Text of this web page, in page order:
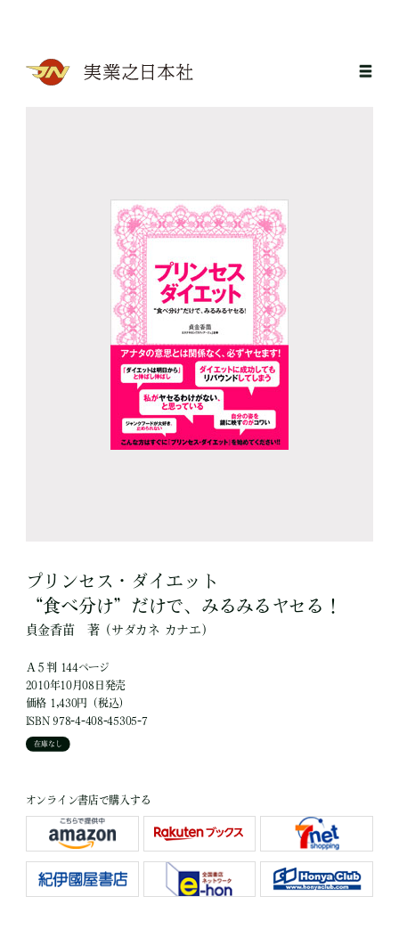
プリンセス・ダイエット
“食べ分け”だけで、みるみるヤセる！
貞金香苗 著（サダカネ カナエ）
Ａ５判 144ページ
2010年10月08日発売
価格 1,430円（税込）
ISBN 978-4-408-45305-7
在庫なし
オンライン書店で購入する